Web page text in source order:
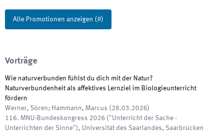
Alle Promotionen anzeigen (9)
Vorträge
Wie naturverbunden fühlst du dich mit der Natur?
Naturverbundenheit als affektives Lernziel im Biologieunterricht
fördern
Werner, Sören; Hammann, Marcus ( 28.03.2026)
116. MNU-Bundeskongress 2026 ("Unterricht der Sache -
Unterrichten der Sinne"), Universität des Saarlandes, Saarbrücken